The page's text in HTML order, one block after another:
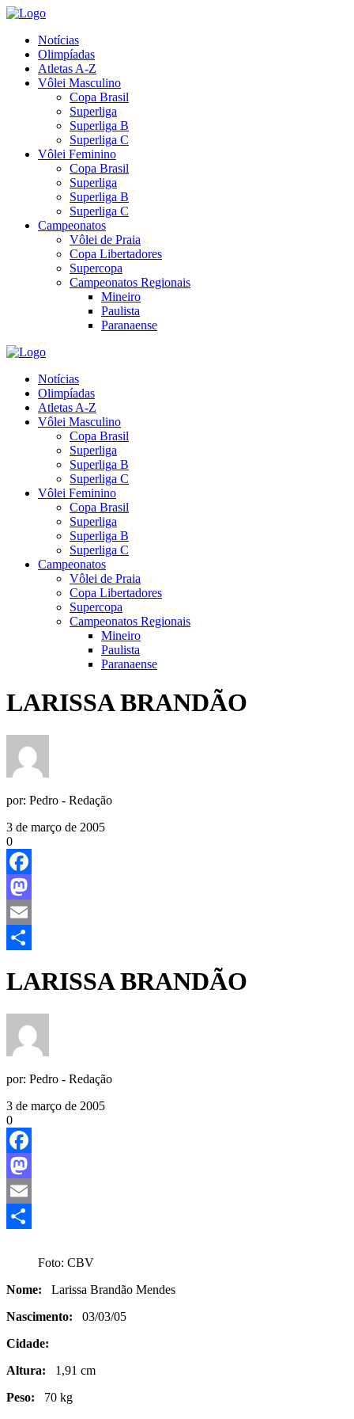
Notícias
Olimpíadas
Atletas A-Z
Vôlei Masculino
Copa Brasil
Superliga
Superliga B
Superliga C
Vôlei Feminino
Copa Brasil
Superliga
Superliga B
Superliga C
Campeonatos
Vôlei de Praia
Copa Libertadores
Supercopa
Campeonatos Regionais
Mineiro
Paulista
Paranaense
Notícias
Olimpíadas
Atletas A-Z
Vôlei Masculino
Copa Brasil
Superliga
Superliga B
Superliga C
Vôlei Feminino
Copa Brasil
Superliga
Superliga B
Superliga C
Campeonatos
Vôlei de Praia
Copa Libertadores
Supercopa
Campeonatos Regionais
Mineiro
Paulista
Paranaense
LARISSA BRANDÃO
por: Pedro - Redação
3 de março de 2005
0
Facebook
Mastodon
Email
LARISSA BRANDÃO
por: Pedro - Redação
3 de março de 2005
0
Facebook
Mastodon
Email
Foto: CBV
Nome: Larissa Brandão Mendes
Nascimento: 03/03/05
Cidade:
Altura: 1,91 cm
Peso: 70 kg